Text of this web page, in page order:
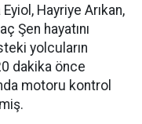
Hayriye Arıkan,
Şen hayatını
yolcuların
dakika önce
motoru kontrol